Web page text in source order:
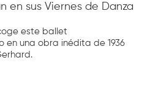
en sus Viernes de Danza
este ballet
en una obra inédita de 1936